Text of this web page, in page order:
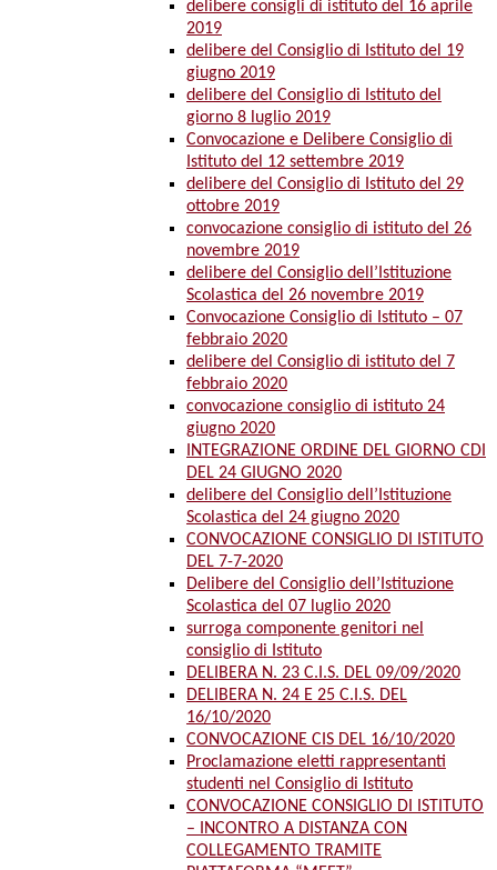
delibere consigli di istituto del 16 aprile
2019
delibere del Consiglio di Istituto del 19
giugno 2019
delibere del Consiglio di Istituto del
giorno 8 luglio 2019
Convocazione e Delibere Consiglio di
Istituto del 12 settembre 2019
delibere del Consiglio di Istituto del 29
ottobre 2019
convocazione consiglio di istituto del 26
novembre 2019
delibere del Consiglio dell’Istituzione
Scolastica del 26 novembre 2019
Convocazione Consiglio di Istituto – 07
febbraio 2020
delibere del Consiglio di istituto del 7
febbraio 2020
convocazione consiglio di istituto 24
giugno 2020
INTEGRAZIONE ORDINE DEL GIORNO CDI
DEL 24 GIUGNO 2020
delibere del Consiglio dell’Istituzione
Scolastica del 24 giugno 2020
CONVOCAZIONE CONSIGLIO DI ISTITUTO
DEL 7-7-2020
Delibere del Consiglio dell’Istituzione
Scolastica del 07 luglio 2020
surroga componente genitori nel
consiglio di Istituto
DELIBERA N. 23 C.I.S. DEL 09/09/2020
DELIBERA N. 24 E 25 C.I.S. DEL
16/10/2020
CONVOCAZIONE CIS DEL 16/10/2020
Proclamazione eletti rappresentanti
studenti nel Consiglio di Istituto
CONVOCAZIONE CONSIGLIO DI ISTITUTO
– INCONTRO A DISTANZA CON
COLLEGAMENTO TRAMITE